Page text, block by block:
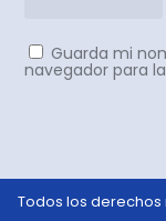
Guarda mi
navegador para
Todos los